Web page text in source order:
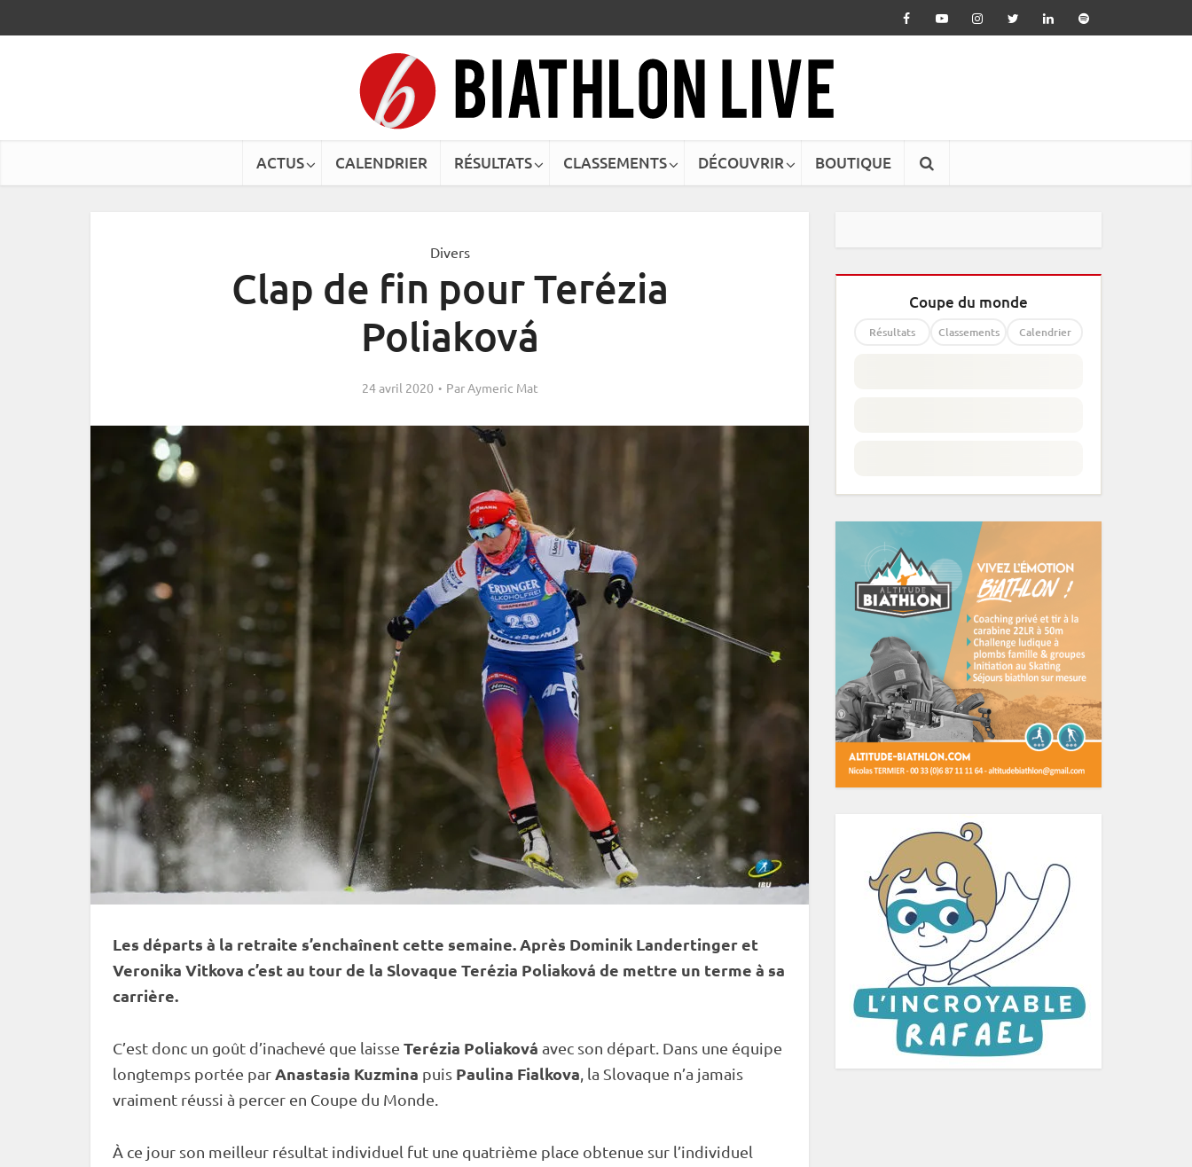
ACTUS CALENDRIER RÉSULTATS CLASSEMENTS DÉCOUVRIR BOUTIQUE
Divers
Clap de fin pour Terézia
Poliaková
24 avril 2020 ParAymeric Mat
Les départs à la retraite s’enchaînent cette semaine. Après Dominik Landertinger et
Veronika Vitkova c’est au tour de la Slovaque Terézia Poliaková de mettre un terme à sa
carrière.
C’est donc un goût d’inachevé que laisse Terézia Poliaková avec son départ. Dans une équipe
longtemps portée parAnastasia Kuzmina puis Paulina Fialkova , la Slovaque n’a jamais
vraiment réussi à percer en Coupe du Monde
À ce jour son meilleur résultat individuel fut une quatrième place obtenue sur l’individuel
Coupe du monde
Résultats Classements Calendrier